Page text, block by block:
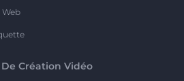
Web
Création Vidéo